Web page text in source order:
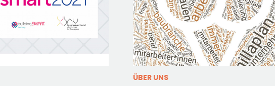
ÜBER UNS